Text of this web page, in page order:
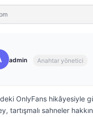
admin Anahtar yönetici
OnlyFans hikâyesiyle
tartışmalı sahneler